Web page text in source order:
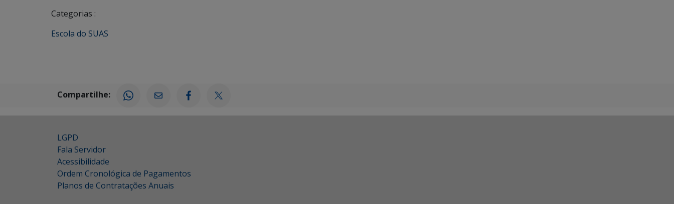
Categorias :
Escola do SUAS
Compartilhe:
LGPD
Fala Servidor
Acessibilidade
Ordem Cronológica de Pagamentos
Planos de Contratações Anuais